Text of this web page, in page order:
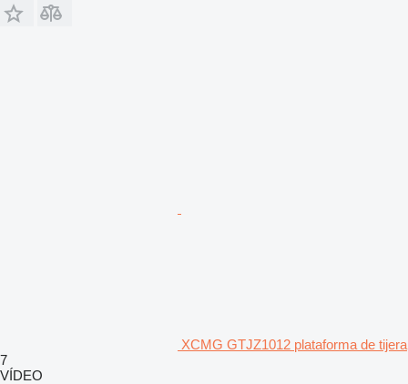
XCMG GTJZ1012 plataforma de tijera
7
VÍDEO